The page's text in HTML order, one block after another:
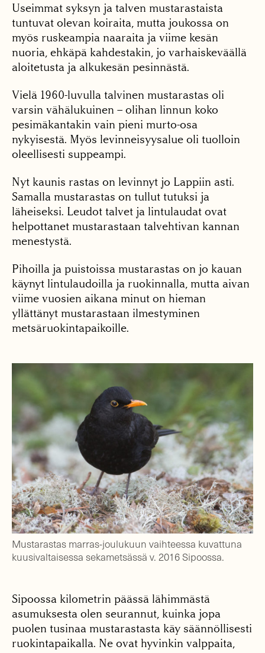
Useimmat syksyn ja talven mustarastaista
tuntuvat olevan koiraita, mutta joukossa on
myös ruskeampia naaraita ja viime kesän
nuoria, ehkäpä kahdestakin, jo varhaiskeväällä
aloitetusta ja alkukesän pesinnästä.
Vielä 1960-luvulla talvinen mustarastas oli
varsin vähälukuinen – olihan linnun koko
pesimäkantakin vain pieni murto-osa
nykyisestä. Myös levinneisyysalue oli tuolloin
oleellisesti suppeampi.
Nyt kaunis rastas on levinnyt jo Lappiin asti.
Samalla mustarastas on tullut tutuksi ja
läheiseksi. Leudot talvet ja lintulaudat ovat
helpottanet mustarastaan talvehtivan kannan
menestystä.
Pihoilla ja puistoissa mustarastas on jo kauan
käynyt lintulaudoilla ja ruokinnalla, mutta aivan
viime vuosien aikana minut on hieman
yllättänyt mustarastaan ilmestyminen
metsäruokintapaikoille.
Mustarastas marras-joulukuun vaihteessa kuvattuna
kuusivaltaisessa sekametsässä v. 2016 Sipoossa.
Sipoossa kilometrin päässä lähimmästä
asumuksesta olen seurannut, kuinka jopa
puolen tusinaa mustarastasta käy säännöllisesti
ruokintapaikalla. Ne ovat hyvinkin valppaita,